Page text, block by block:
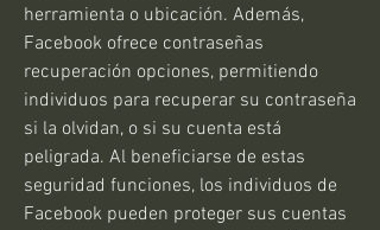
herramienta o ubicación. Además,
Facebook ofrece contraseñas
recuperación opciones, permitiendo
individuos para recuperar su contraseña
si la olvidan, o si su cuenta está
peligrada. Al beneficiarse de estas
seguridad funciones, los individuos de
Facebook pueden proteger sus cuentas